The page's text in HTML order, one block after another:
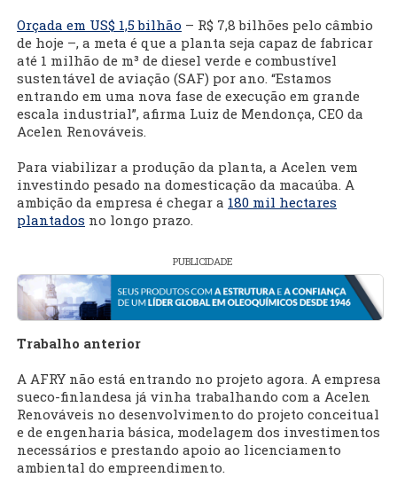
Orçada em US$ 1,5 bilhão – R$ 7,8 bilhões pelo câmbio
de hoje –, a meta é que a planta seja capaz de fabricar
até 1 milhão de m³ de diesel verde e combustível
sustentável de aviação (SAF) por ano. “Estamos
entrando em uma nova fase de execução em grande
escala industrial”, afirma Luiz de Mendonça, CEO da
Acelen Renováveis.
Para viabilizar a produção da planta, a Acelen vem
investindo pesado na domesticação da macaúba. A
ambição da empresa é chegar a 180 mil hectares
plantados no longo prazo.
PUBLICIDADE
Trabalho anterior
A AFRY não está entrando no projeto agora. A empresa
sueco-finlandesa já vinha trabalhando com a Acelen
Renováveis no desenvolvimento do projeto conceitual
e de engenharia básica, modelagem dos investimentos
necessários e prestando apoio ao licenciamento
ambiental do empreendimento.